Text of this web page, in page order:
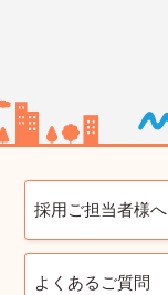
採用ご担当者様へ
よくあるご質問